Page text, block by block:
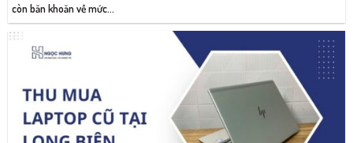
còn băn khoăn về mức...